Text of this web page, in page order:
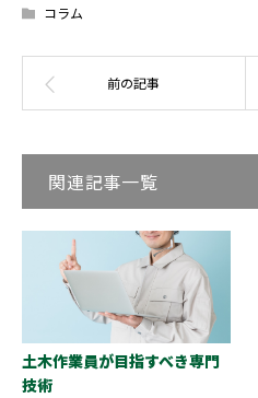
コラム
関連記事一覧
土木作業員が目指すべき専門
技術